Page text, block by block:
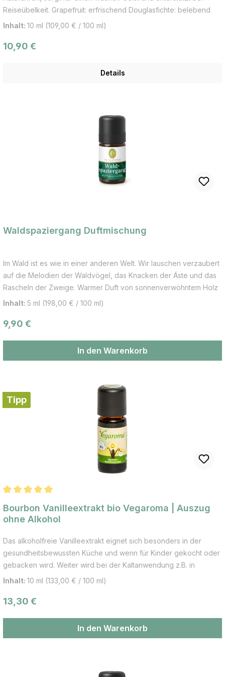
Reiseübelkeit. Grapefruit: erfrischend Douglasfichte: belebend
Lemongrass: aufmunternd
Inhalt: 10 ml (109,00 € / 100 ml)
Regulärer Preis:
10,90 €
Details
Waldspaziergang Duftmischung
Im Wald ist es wie in einer anderen Welt. Wir lauschen verzaubert
auf die Melodien der Waldvögel, das Knacken der Äste und das
Rascheln der Zweige. Warmer Duft von sonnenverwöhntem Holz
umhüllt uns, und jeder Schritt auf dem weichen Waldboden gibt
Waldgefühl nachhause, und lassen uns auch daheim diese
ausgleichend Fichtennadeln - wirkt kräftigend und reinigend
Vetiver - wirkt erdend und führt zur Mitte Für die Duftlampe,
Inhalt: 5 ml (198,00 € / 100 ml)
Regulärer Preis:
9,90 €
In den Warenkorb
Tipp
Bourbon Vanilleextrakt bio Vegaroma | Auszug
ohne Alkohol
Das alkoholfreie Vanilleextrakt eignet sich besonders in der
gesundheitsbewussten Küche und wenn für Kinder gekocht oder
gebacken wird. Weiter wird bei der Kaltanwendung z.B. in
Getränken, pflanzlichen Drinks, Eis, Torten und Dressings oder im
Anwendungsbereiche: Tee, Torten, Kuchen, Kekse, in
Eiskreationen, Salatdressing, Gemüse, Fisch- und Fleischgerichte,
Cocktails, Smoothies u.v.a.m. Es kann süße aber auch würzige
Gewürz, das aus den vermentierten Vanilleschoten
Inhalt: 10 ml (133,00 € / 100 ml)
Regulärer Preis:
13,30 €
In den Warenkorb